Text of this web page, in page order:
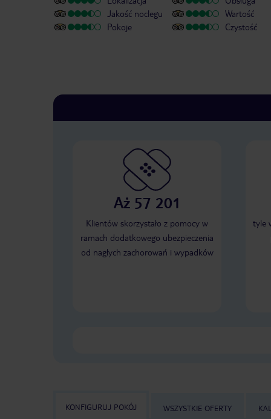
Jakość noclegu
Pokoje
Wartość
Czystość
Aż 57 201
Klientów skorzystało z pomocy w
ramach dodatkowego ubezpieczenia
od nagłych zachorowań i wypadków
tyle
KONFIGURUJ POKÓJ WSZYSTKIE OFERTY